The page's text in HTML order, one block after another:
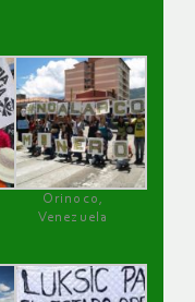
Orinoco,
Venezuela